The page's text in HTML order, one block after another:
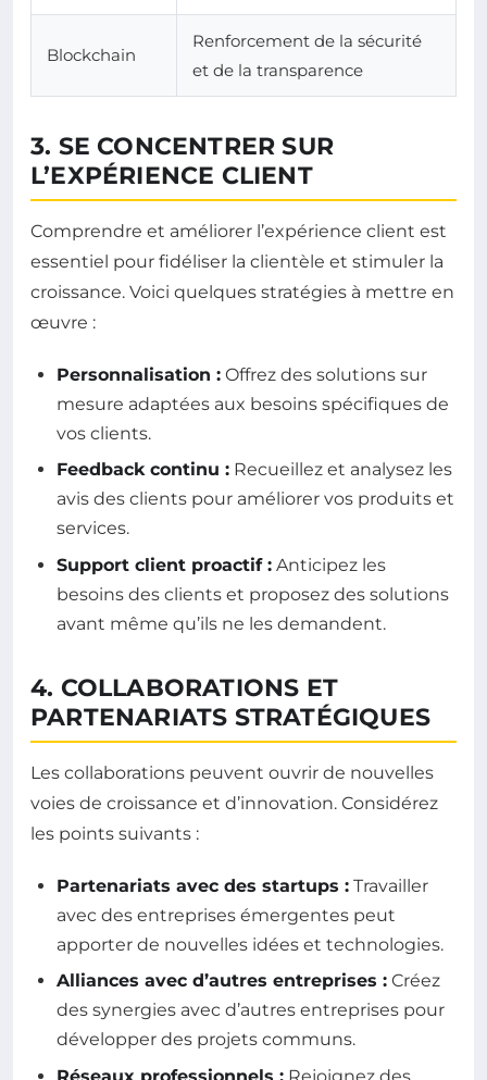
Blockchain
Renforcement de la sécurité
et de la transparence
3. SE CONCENTRER SUR
L’EXPÉRIENCE CLIENT
Comprendre et améliorer l’expérience client est
essentiel pour fidéliser la clientèle et stimuler la
croissance. Voici quelques stratégies à mettre en
œuvre :
Personnalisation : Offrez des solutions sur
mesure adaptées aux besoins spécifiques de
vos clients.
Feedback continu : Recueillez et analysez les
avis des clients pour améliorer vos produits et
services.
Support client proactif : Anticipez les
besoins des clients et proposez des solutions
avant même qu’ils ne les demandent.
4. COLLABORATIONS ET
PARTENARIATS STRATÉGIQUES
Les collaborations peuvent ouvrir de nouvelles
voies de croissance et d’innovation. Considérez
les points suivants :
Partenariats avec des startups : Travailler
avec des entreprises émergentes peut
apporter de nouvelles idées et technologies.
Alliances avec d’autres entreprises : Créez
des synergies avec d’autres entreprises pour
développer des projets communs.
Réseaux professionnels : Rejoignez des